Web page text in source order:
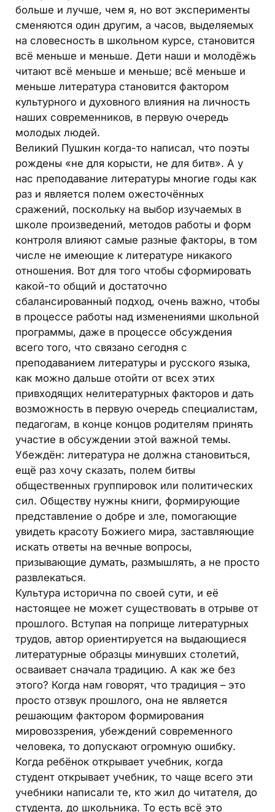
больше и лучше, чем я, но вот эксперименты
сменяются один другим, а часов, выделяемых
на словесность в школьном курсе, становится
всё меньше и меньше. Дети наши и молодёжь
читают всё меньше и меньше; всё меньше и
меньше литература становится фактором
культурного и духовного влияния на личность
наших современников, в первую очередь
молодых людей.
Великий Пушкин когда-то написал, что поэты
рождены «не для корысти, не для битв». А у
нас преподавание литературы многие годы как
раз и является полем ожесточённых
сражений, поскольку на выбор изучаемых в
школе произведений, методов работы и форм
контроля влияют самые разные факторы, в том
числе не имеющие к литературе никакого
отношения. Вот для того чтобы сформировать
какой-то общий и достаточно
сбалансированный подход, очень важно, чтобы
в процессе работы над изменениями школьной
программы, даже в процессе обсуждения
всего того, что связано сегодня с
преподаванием литературы и русского языка,
как можно дальше отойти от всех этих
привходящих нелитературных факторов и дать
возможность в первую очередь специалистам,
педагогам, в конце концов родителям принять
участие в обсуждении этой важной темы.
Убеждён: литература не должна становиться,
ещё раз хочу сказать, полем битвы
общественных группировок или политических
сил. Обществу нужны книги, формирующие
представление о добре и зле, помогающие
увидеть красоту Божиего мира, заставляющие
искать ответы на вечные вопросы,
призывающие думать, размышлять, а не просто
развлекаться.
Культура исторична по своей сути, и её
настоящее не может существовать в отрыве от
прошлого. Вступая на поприще литературных
трудов, автор ориентируется на выдающиеся
литературные образцы минувших столетий,
осваивает сначала традицию. А как же без
этого? Когда нам говорят, что традиция – это
просто отзвук прошлого, она не является
решающим фактором формирования
мировоззрения, убеждений современного
человека, то допускают огромную ошибку.
Когда ребёнок открывает учебник, когда
студент открывает учебник, то чаще всего эти
учебники написали те, кто жил до читателя, до
студента, до школьника. То есть всё это